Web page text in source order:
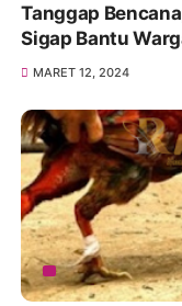
Tanggap
Sigap Bantu
MARET 12, 2024